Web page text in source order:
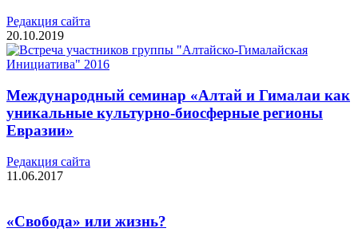
Редакция cайта
20.10.2019
Международный семинар «Алтай и Гималаи как
уникальные культурно-биосферные регионы
Евразии»
Редакция cайта
11.06.2017
«Свобода» или жизнь?